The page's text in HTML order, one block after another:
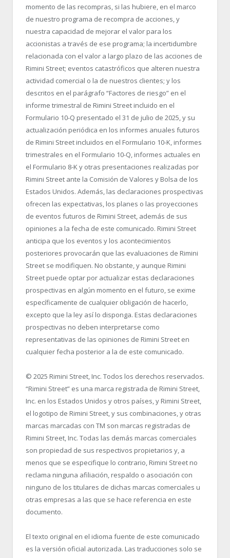
momento de las recompras, si las hubiere, en el marco
de nuestro programa de recompra de acciones, y
nuestra capacidad de mejorar el valor para los
accionistas a través de ese programa; la incertidumbre
relacionada con el valor a largo plazo de las acciones de
Rimini Street; eventos catastróficos que alteren nuestra
actividad comercial o la de nuestros clientes; y los
descritos en el parágrafo “Factores de riesgo” en el
informe trimestral de Rimini Street incluido en el
Formulario 10-Q presentado el 31 de julio de 2025, y su
actualización periódica en los informes anuales futuros
de Rimini Street incluidos en el Formulario 10-K, informes
trimestrales en el Formulario 10-Q, informes actuales en
el Formulario 8-K y otras presentaciones realizadas por
Rimini Street ante la Comisión de Valores y Bolsa de los
Estados Unidos. Además, las declaraciones prospectivas
ofrecen las expectativas, los planes o las proyecciones
de eventos futuros de Rimini Street, además de sus
opiniones a la fecha de este comunicado. Rimini Street
anticipa que los eventos y los acontecimientos
posteriores provocarán que las evaluaciones de Rimini
Street se modifiquen. No obstante, y aunque Rimini
Street puede optar por actualizar estas declaraciones
prospectivas en algún momento en el futuro, se exime
específicamente de cualquier obligación de hacerlo,
excepto que la ley así lo disponga. Estas declaraciones
prospectivas no deben interpretarse como
representativas de las opiniones de Rimini Street en
cualquier fecha posterior a la de este comunicado.
© 2025 Rimini Street, Inc. Todos los derechos reservados.
“Rimini Street” es una marca registrada de Rimini Street,
Inc. en los Estados Unidos y otros países, y Rimini Street,
el logotipo de Rimini Street, y sus combinaciones, y otras
marcas marcadas con TM son marcas registradas de
Rimini Street, Inc. Todas las demás marcas comerciales
son propiedad de sus respectivos propietarios y, a
menos que se especifique lo contrario, Rimini Street no
reclama ninguna afiliación, respaldo o asociación con
ninguno de los titulares de dichas marcas comerciales u
otras empresas a las que se hace referencia en este
documento.
El texto original en el idioma fuente de este comunicado
es la versión oficial autorizada. Las traducciones solo se